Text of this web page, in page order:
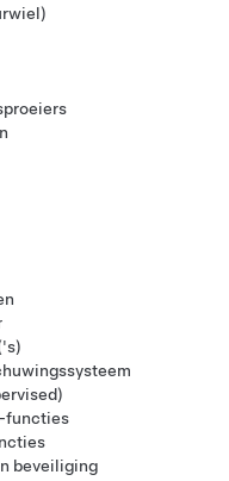
functies
beveiliging